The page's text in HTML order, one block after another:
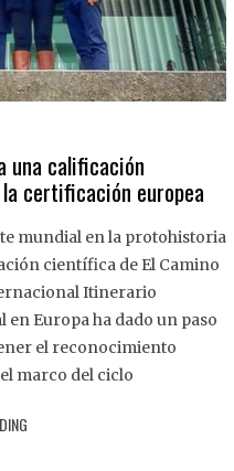
una calificación
certificación europea
mundial en la protohistoria
científica de El Camino
Itinerario
en Europa ha dado un paso
el reconocimiento
marco del ciclo